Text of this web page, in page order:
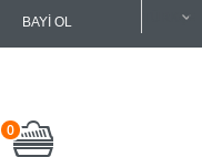
BAYI OL
0